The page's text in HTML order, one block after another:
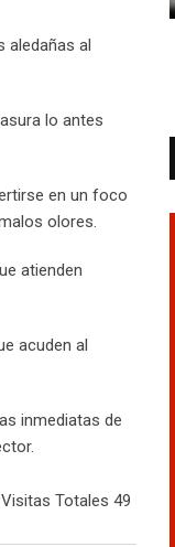
aledañas al
lo antes
en un foco
olores.
atienden
acuden al
inmediatas de
Visitas Totales 49